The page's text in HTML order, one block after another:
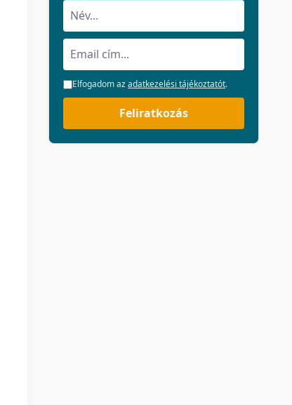
Elfogadom azadatkezelési tájékoztatót.
Feliratkozás